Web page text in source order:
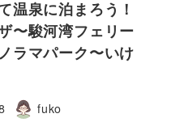
温泉に泊まろう！
〜駿河湾フェリー
ラマパーク〜いけ
著
fuko